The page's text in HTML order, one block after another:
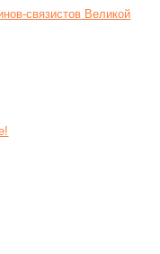
связистов Великой